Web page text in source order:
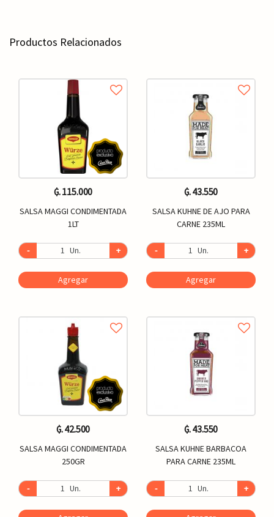
Productos Relacionados
₲. 115.000
SALSA MAGGI CONDIMENTADA
1LT
- Un. +
Agregar
₲. 42.500
SALSA MAGGI CONDIMENTADA
250GR
- Un. +
₲. 43.550
SALSA KUHNE DE AJO PARA
CARNE 235ML
- Un. +
Agregar
₲. 43.550
SALSA KUHNE BARBACOA
PARA CARNE 235ML
- Un. +